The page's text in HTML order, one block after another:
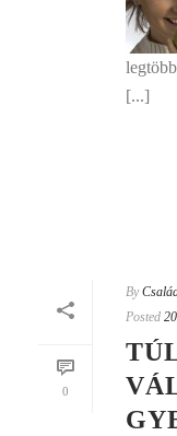
[...]
0
By
Posted